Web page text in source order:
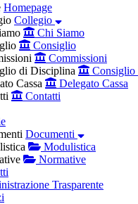
Homepage
Collegio
Chi Siamo
Consiglio
Commissioni
di Disciplina
Consiglio
Cassa
Delegato Cassa
Contatti
Documenti
Modulistica
Normative
Trasparente